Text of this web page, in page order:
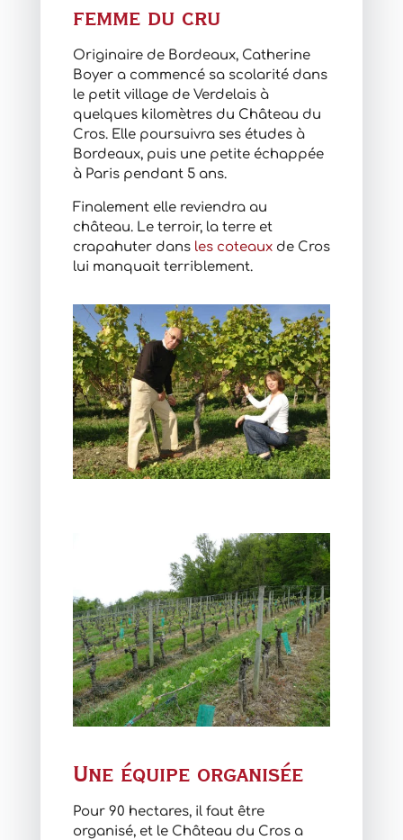
femme du cru
Originaire de Bordeaux, Catherine
Boyer a commencé sa scolarité dans
le petit village de Verdelais à
quelques kilomètres du Château du
Cros. Elle poursuivra ses études à
Bordeaux, puis une petite échappée
à Paris pendant 5 ans.
Finalement elle reviendra au
château. Le terroir, la terre et
crapahuter dans les coteauxde Cros
lui manquait terriblement.
Une équipe organisée
Pour 90 hectares, il faut être
organisé, et le Château du Cros a